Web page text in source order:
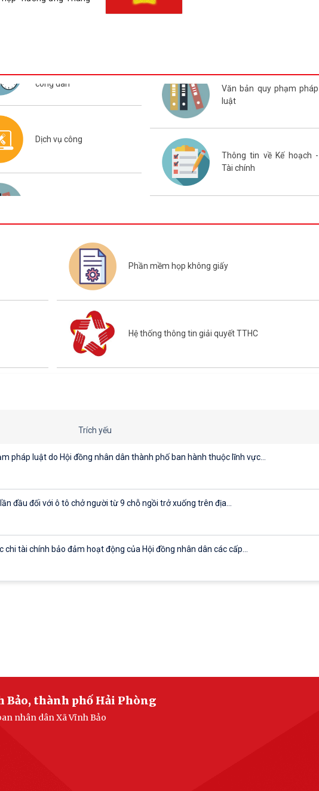
Quyết định công bố thủ tục hành
chính nội bộ mới ban hành thuộc
phạm vi chức năng quản lý của Sở
Nghị quyết điều chỉnh, bổ sung kế
hoạch đầu tư công thành phố năm
2026 (lần 3)
công dân
Dịch vụ công
Văn bản quy phạm pháp
luật
Thông tin về Kế hoạch -
Tài chính
Phần mềm họp không giấy
Hệ thống thông tin giải quyết TTHC
Trích yếu
pháp luật do Hội đồng nhân dân thành phố ban hành thuộc lĩnh vực...
đầu đối với ô tô chở người từ 9 chỗ ngồi trở xuống trên địa...
tài chính bảo đảm hoạt động của Hội đồng nhân dân các cấp...
Đề án “Xây dựng xã hội học tập giai đoạn 2021-2030” trên địa...
thành phố Hải Phòng
nhân dân Xã Vĩnh Bảo